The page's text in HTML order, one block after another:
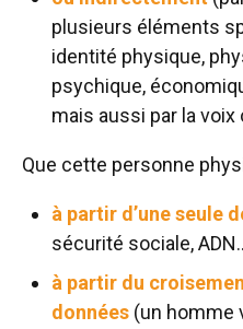
plusieurs éléments
identité physique,
psychique,
mais aussi par la voix
Que cette personne
à partir d’une seule
sécurité sociale,
à partir du
données (un homme